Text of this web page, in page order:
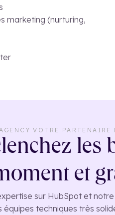
marketing (nurturing,
VOTRE PARTENAIRE
les
et
sur HubSpot et
techniques très